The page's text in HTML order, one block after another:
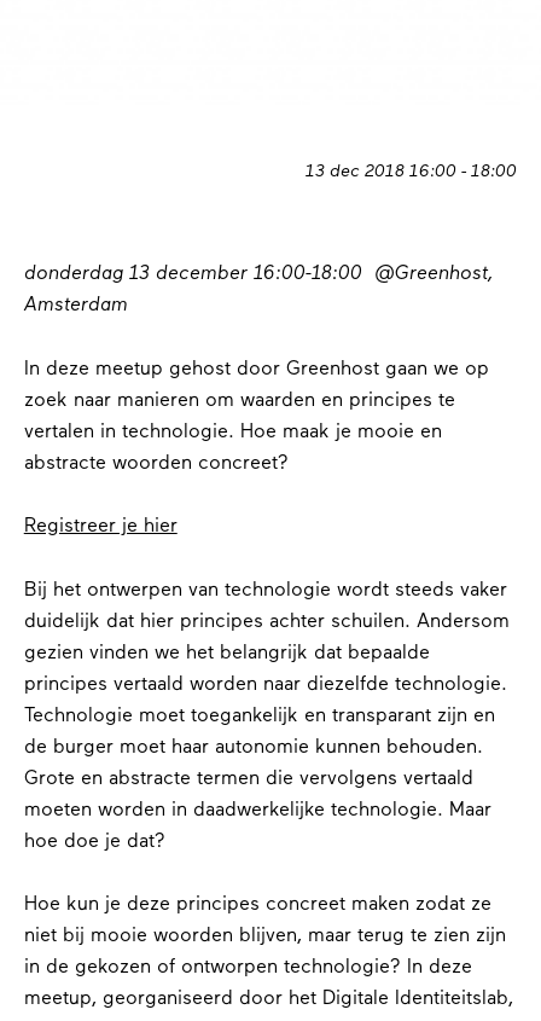
13 dec 2018 16:00 - 18:00
donderdag 13 december 16:00-18:00 @Greenhost,
Amsterdam
In deze meetup gehost door Greenhost gaan we op
zoek naar manieren om waarden en principes te
vertalen in technologie. Hoe maak je mooie en
abstracte woorden concreet?
Registreer je hier
Bij het ontwerpen van technologie wordt steeds vaker
duidelijk dat hier principes achter schuilen. Andersom
gezien vinden we het belangrijk dat bepaalde
principes vertaald worden naar diezelfde technologie.
Technologie moet toegankelijk en transparant zijn en
de burger moet haar autonomie kunnen behouden.
Grote en abstracte termen die vervolgens vertaald
moeten worden in daadwerkelijke technologie. Maar
hoe doe je dat?
Hoe kun je deze principes concreet maken zodat ze
niet bij mooie woorden blijven, maar terug te zien zijn
in de gekozen of ontworpen technologie? In deze
meetup, georganiseerd door het Digitale Identiteitslab,